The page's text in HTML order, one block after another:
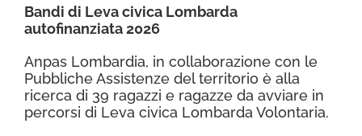
Bandi di Leva civica Lombarda
autofinanziata 2026
Anpas Lombardia, in collaborazione con le
Pubbliche Assistenze del territorio è alla
ricerca di 39 ragazzi e ragazze da avviare in
percorsi di Leva civica Lombarda Volontaria.